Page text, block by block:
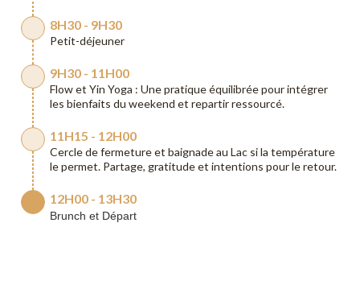
8H30 - 9H30
Petit-déjeuner
9H30 - 11H00
Flow et Yin Yoga : Une pratique équilibrée pour intégrer
les bienfaits du weekend et repartir ressourcé.
11H15 - 12H00
Cercle de fermeture et baignade au Lac si la température
le permet. Partage, gratitude et intentions pour le retour.
12H00 - 13H30
Brunch et Départ